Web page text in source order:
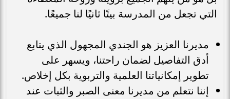
التي تجعل من المدرسة بيتًا ثانيًا لنا جميعًا.
مديرنا العزيز هو الجندي المجهول الذي يتابع
أدق التفاصيل لضمان راحتنا، ويسهر على
تطوير إمكانياتنا العلمية والتربوية بكل إخلاص.
إننا نتعلم من مديرنا معنى الصبر والثبات عند